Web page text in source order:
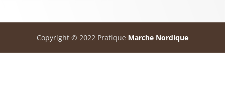
Copyright © 2022 Pratique Marche Nordique